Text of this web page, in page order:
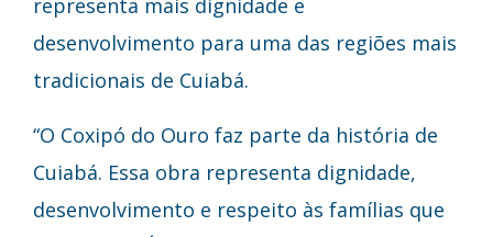
representa mais dignidade e
desenvolvimento para uma das regiões mais
tradicionais de Cuiabá.
“O Coxipó do Ouro faz parte da história de
Cuiabá. Essa obra representa dignidade,
desenvolvimento e respeito às famílias que